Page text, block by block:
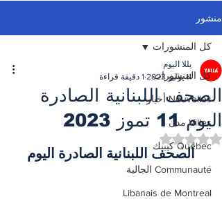
منشور
كل المنشورات
Nouvelles أخبار
Villes مدن
Québec كيبيك
Communauté الجالية
Libanais de Montreal
كل المنشورات
الصحف اللبنانية الصادرة
اليوم 11 تموز 2023
يللا اليوم
11 يوليو 2023
1 دقيقة قراءة
تم التقييم بـ ليس رقمًا من أصل 5 نجوم.
الصحف اللبنانية الصادرة اليوم